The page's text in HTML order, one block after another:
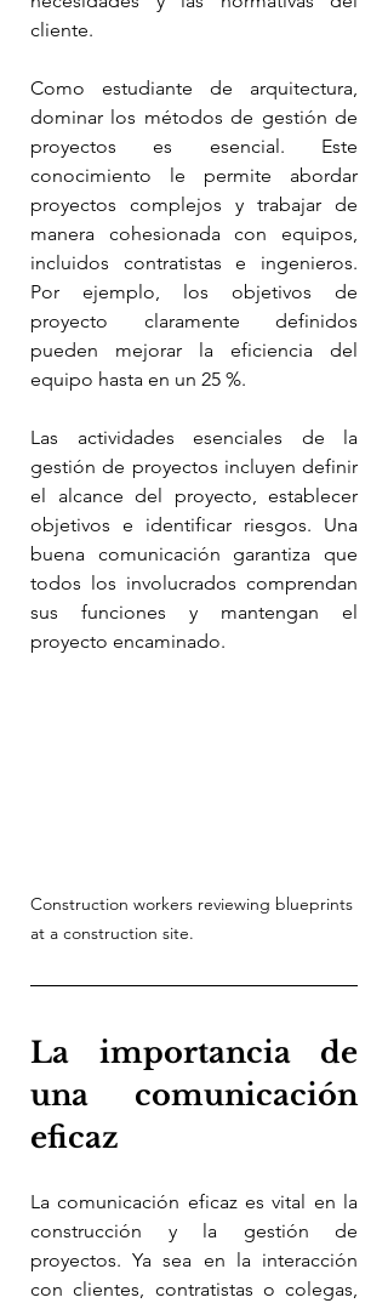
cliente.
Como estudiante de arquitectura,
dominar los métodos de gestión de
proyectos es esencial. Este
conocimiento le permite abordar
proyectos complejos y trabajar de
manera cohesionada con equipos,
incluidos contratistas e ingenieros.
Por ejemplo, los objetivos de
proyecto claramente definidos
pueden mejorar la eficiencia del
equipo hasta en un 25 %.
Las actividades esenciales de la
gestión de proyectos incluyen definir
el alcance del proyecto, establecer
objetivos e identificar riesgos. Una
buena comunicación garantiza que
todos los involucrados comprendan
sus funciones y mantengan el
proyecto encaminado.
Construction workers reviewing blueprints
at a construction site.
La importancia de
una comunicación
eficaz
La comunicación eficaz es vital en la
construcción y la gestión de
proyectos. Ya sea en la interacción
con clientes, contratistas o colegas,